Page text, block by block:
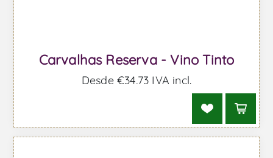
Carvalhas Reserva - Vino Tinto
Desde €34,73 IVA incl.